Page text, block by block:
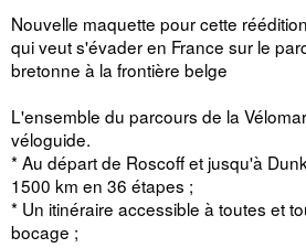
Nouvelle maquette pour cette
qui veut s'évader en France sur le
bretonne à la frontière belge
L'ensemble du parcours de la
véloguide.
* Au départ de Roscoff et jusqu'à
1500 km en 36 étapes ;
* Un itinéraire accessible à toutes et
bocage ;